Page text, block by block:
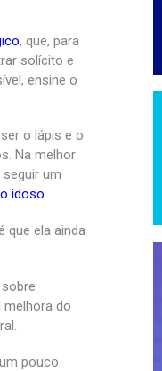
, que, para
solícito e
ensine o
o lápis e o
Na melhor
um
idoso.
que ela ainda
melhora do
pouco